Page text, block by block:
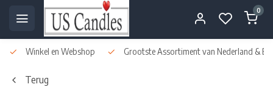
0
Winkel en Webshop Grootste Assortiment van Nederland &
Terug